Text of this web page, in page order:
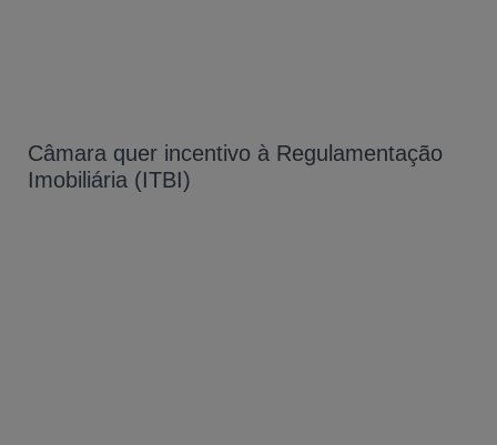
Câmara quer incentivo à Regulamentação
Imobiliária (ITBI)